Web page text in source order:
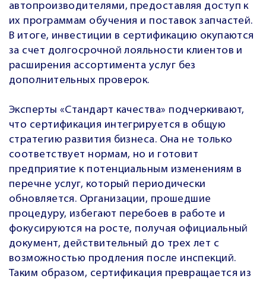
автопроизводителями, предоставляя доступ к
их программам обучения и поставок запчастей.
В итоге, инвестиции в сертификацию окупаются
за счет долгосрочной лояльности клиентов и
расширения ассортимента услуг без
дополнительных проверок.
Эксперты «Стандарт качества» подчеркивают,
что сертификация интегрируется в общую
стратегию развития бизнеса. Она не только
соответствует нормам, но и готовит
предприятие к потенциальным изменениям в
перечне услуг, который периодически
обновляется. Организации, прошедшие
процедуру, избегают перебоев в работе и
фокусируются на росте, получая официальный
документ, действительный до трех лет с
возможностью продления после инспекций.
Таким образом, сертификация превращается из